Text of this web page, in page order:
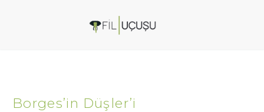
Borges’in Düşler’i